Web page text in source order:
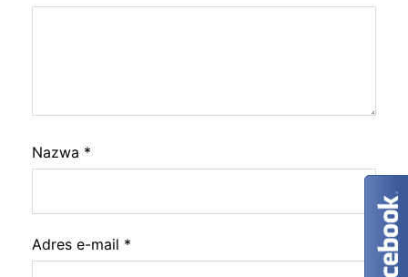
Nazwa *
Adres e-mail *